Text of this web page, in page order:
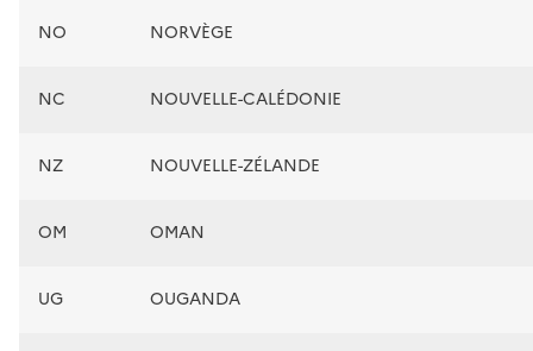
NO NORVÈGE
NC NOUVELLE-CALÉDONIE
NZ NOUVELLE-ZÉLANDE
OM OMAN
UG OUGANDA